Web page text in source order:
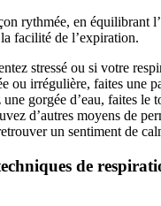
rythmée, en équilibrant
facilité de l’expiration.
stressé ou si votre
ou irrégulière, faites une
gorgée d’eau, faites le
d’autres moyens de
un sentiment de
de